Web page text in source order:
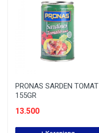
PRONAS SARDEN TOMAT
155GR
13.500